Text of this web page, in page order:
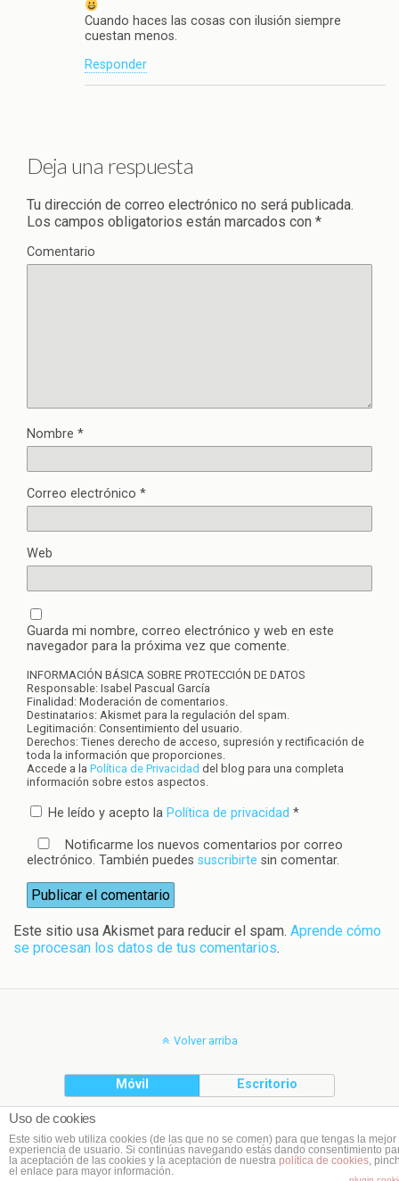
Cuando haces las cosas con ilusión siempre
cuestan menos.
Responder
Deja una respuesta
Tu dirección de correo electrónico no será publicada.
Los campos obligatorios están marcados con *
Comentario
Nombre *
Correo electrónico *
Web
Guarda mi nombre, correo electrónico y web en este
navegador para la próxima vez que comente.
INFORMACIÓN BÁSICA SOBRE PROTECCIÓN DE DATOS
Responsable: Isabel Pascual García
Finalidad: Moderación de comentarios.
Destinatarios: Akismet para la regulación del spam.
Legitimación: Consentimiento del usuario.
Derechos: Tienes derecho de acceso, supresión y rectificación de
toda la información que proporciones.
Accede a la Política de Privacidad del blog para una completa
información sobre estos aspectos.
He leído y acepto la Política de privacidad *
Notificarme los nuevos comentarios por correo
electrónico. También puedes suscribirte sin comentar.
Este sitio usa Akismet para reducir el spam. Aprende cómo
se procesan los datos de tus comentarios.
Volver arriba
Móvil Escritorio
Uso de cookies
Este sitio web utiliza cookies (de las que no se comen) para que tengas la mejor
experiencia de usuario. Si continúas navegando estás dando consentimiento
la aceptación de las cookies y la aceptación de nuestra política de cookies ,
el enlace para mayor información.